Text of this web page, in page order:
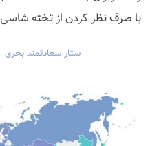
با صرف نظر کردن از تخته
ستار سعادتمند بحری